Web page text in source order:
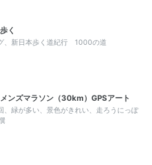
く
、新日本歩く道紀行 1000の道
ンズマラソン（30km）GPSアート
、緑が多い、景色がきれい、走ろうにっぽ